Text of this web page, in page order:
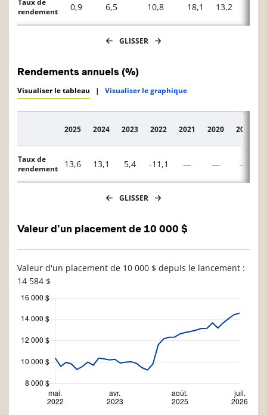
rendement
0,9 6,5 10,8 18,1 13,2
GLISSER
Rendements annuels (%)
Visualiser le tableau | Visualiser le graphique
Description
2025 2024 2023 2022 2021 2020 2019
Taux de
rendement
13,6 13,1 5,4 -11,1 — — —
GLISSER
Valeur d'un placement de 10 000 $
Valeur d'un placement de 10 000 $ depuis le lancement :
14 584 $